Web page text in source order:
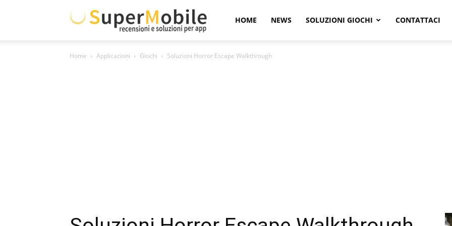
Super
Mobile
HOME NEWS SOLUZIONI GIOCHI CONTATTACI
Home Applicazioni Giochi Soluzioni Horror Escape Walkthrough